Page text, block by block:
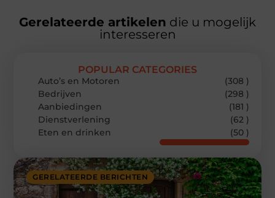
Gerelateerde artikelen die u mogelijk
interesseren
GERELATEERDE BERICHTEN
POPULAR CATEGORIES
Auto’s en Motoren
(308 )
Bedrijven
(298 )
Aanbiedingen
(181 )
Dienstverlening
(62 )
Eten en drinken
(50 )